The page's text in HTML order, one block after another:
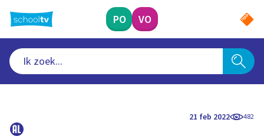
naar
hoofdinhoud
PO VO
21 feb 2022 482